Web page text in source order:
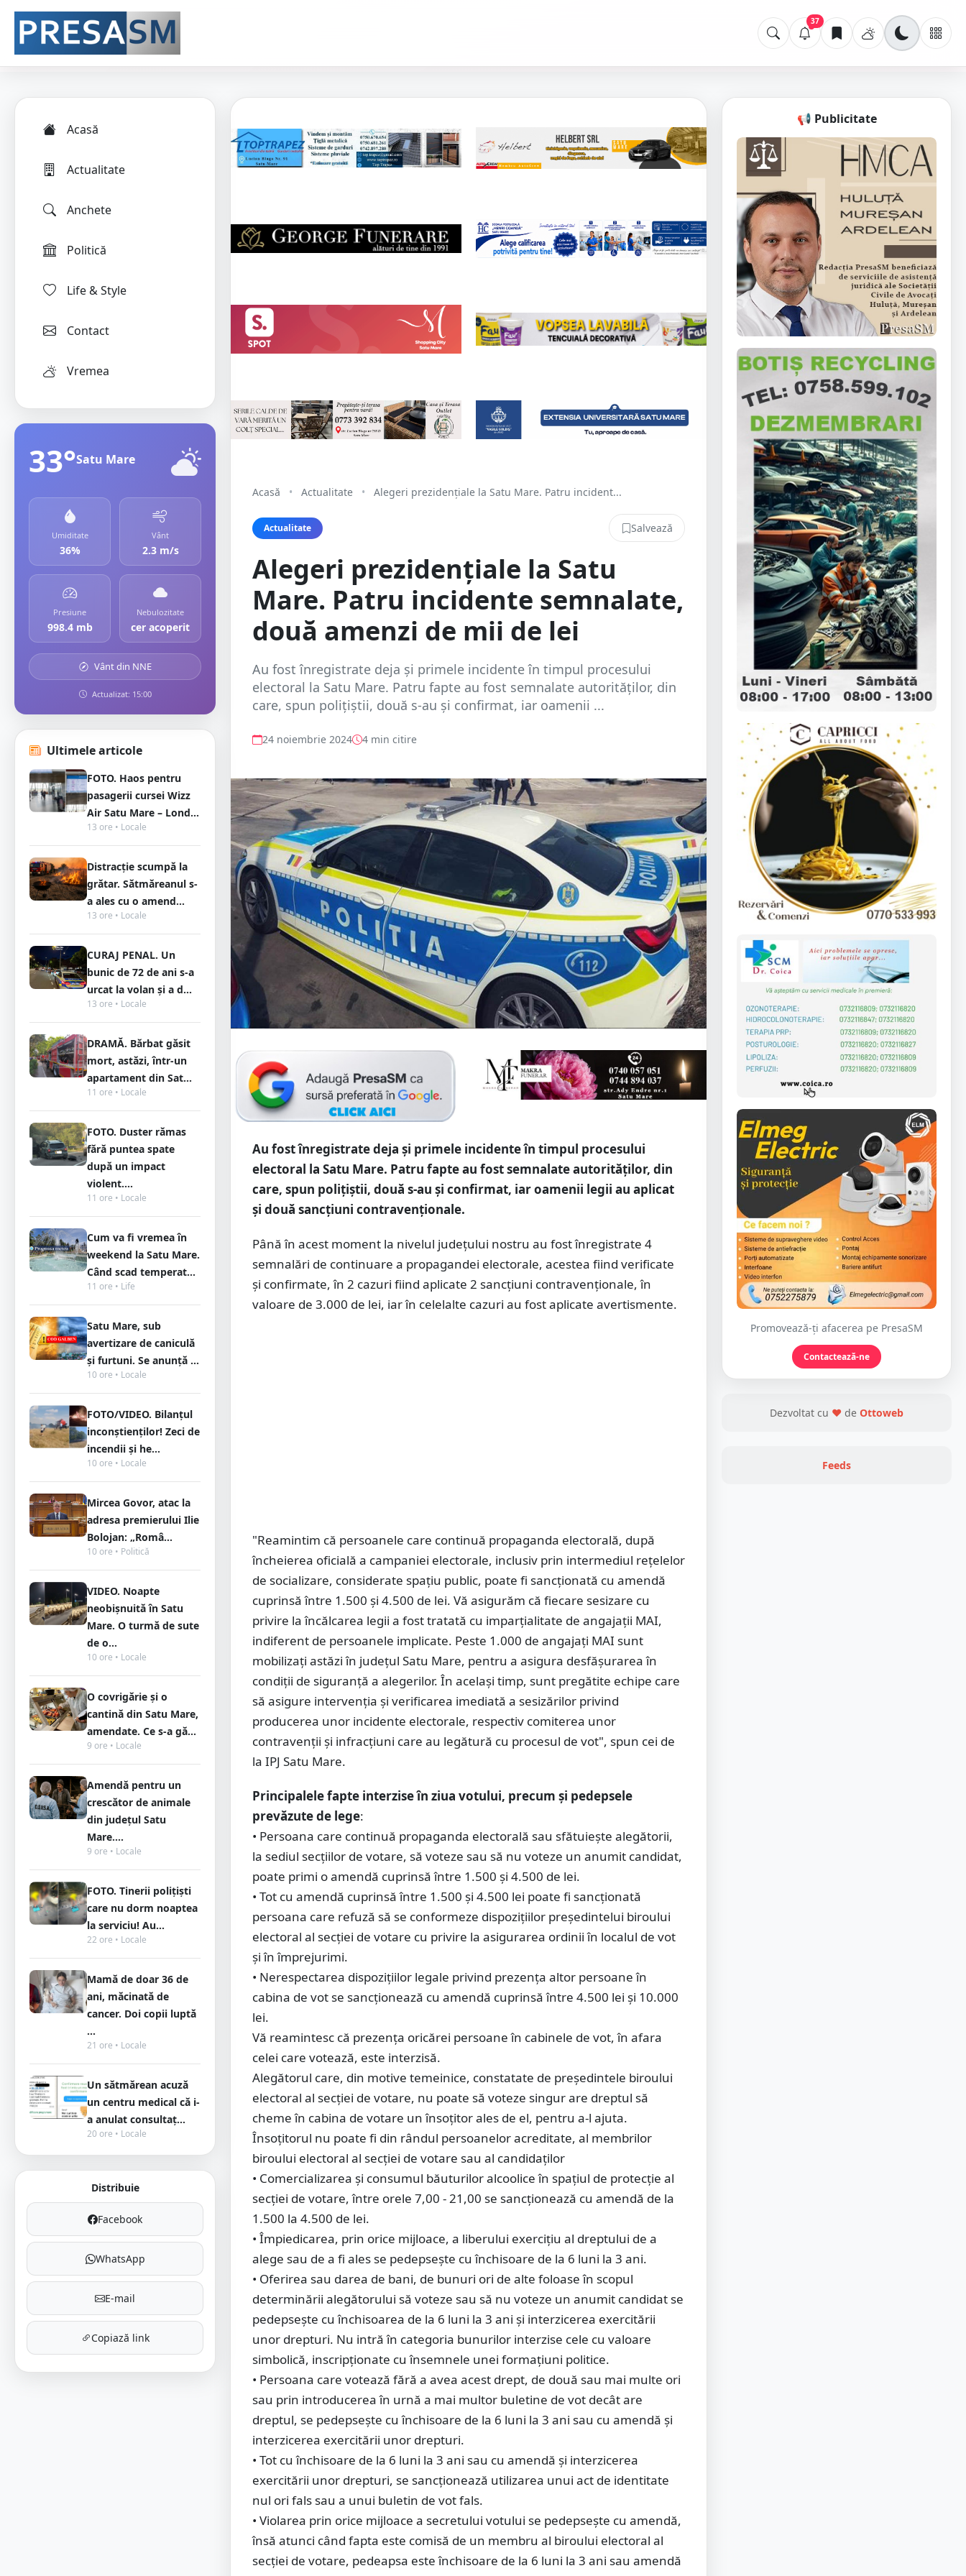
37
Acasă
Actualitate
Anchete
Politică
Life & Style
Contact
Vremea
33°Satu Mare
Umiditate
36%
Vânt
2.3 m/s
Presiune
998.4 mb
Nebulozitate
cer acoperit
Vânt din NNE
Actualizat: 15:00
Ultimele articole
FOTO. Haos pentru
pasagerii cursei Wizz
Air Satu Mare – Lond...
13 ore • Locale
Distracție scumpă la
grătar. Sătmăreanul s-
a ales cu o amend...
13 ore • Locale
CURAJ PENAL. Un
bunic de 72 de ani s-a
urcat la volan și a d...
13 ore • Locale
DRAMĂ. Bărbat găsit
mort, astăzi, într-un
apartament din Sat...
11 ore • Locale
FOTO. Duster rămas
fără puntea spate
după un impact
violent....
11 ore • Locale
Cum va fi vremea în
weekend la Satu Mare.
Când scad temperat...
11 ore • Life
Satu Mare, sub
avertizare de caniculă
și furtuni. Se anunță ...
10 ore • Locale
FOTO/VIDEO. Bilanțul
inconștienților! Zeci de
incendii și he...
10 ore • Locale
Mircea Govor, atac la
adresa premierului Ilie
Bolojan: „Româ...
10 ore • Politică
VIDEO. Noapte
neobișnuită în Satu
Mare. O turmă de sute
de o...
10 ore • Locale
O covrigărie și o
cantină din Satu Mare,
amendate. Ce s-a gă...
9 ore • Locale
Amendă pentru un
crescător de animale
din județul Satu
Mare....
9 ore • Locale
FOTO. Tinerii polițiști
care nu dorm noaptea
la serviciu! Au...
22 ore • Locale
Mamă de doar 36 de
ani, măcinată de
cancer. Doi copii luptă
...
21 ore • Locale
Un sătmărean acuză
un centru medical că i-
a anulat consultaț...
20 ore • Locale
Distribuie
Facebook
WhatsApp
E-mail
Copiază link
Acasă • Actualitate • Alegeri prezidențiale la Satu Mare. Patru incident...
Actualitate Salvează
Alegeri prezidențiale la Satu
Mare. Patru incidente semnalate,
două amenzi de mii de lei
Au fost înregistrate deja și primele incidente în timpul procesului
electoral la Satu Mare. Patru fapte au fost semnalate autorităților, din
care, spun polițiștii, două s-au și confirmat, iar oamenii ...
24 noiembrie 2024 4 min citire
Au fost înregistrate deja și primele incidente în timpul procesului
electoral la Satu Mare. Patru fapte au fost semnalate autorităților, din
care, spun polițiștii, două s-au și confirmat, iar oamenii legii au aplicat
și două sancțiuni contravenționale.
Până în acest moment la nivelul județului nostru au fost înregistrate 4
semnalări de continuare a propagandei electorale, acestea fiind verificate
și confirmate, în 2 cazuri fiind aplicate 2 sancțiuni contravenționale, în
valoare de 3.000 de lei, iar în celelalte cazuri au fost aplicate avertismente.
"Reamintim că persoanele care continuă propaganda electorală, după
încheierea oficială a campaniei electorale, inclusiv prin intermediul rețelelor
de socializare, considerate spațiu public, poate fi sancționată cu amendă
cuprinsă între 1.500 și 4.500 de lei. Vă asigurăm că fiecare sesizare cu
privire la încălcarea legii a fost tratată cu imparțialitate de angajații MAI,
indiferent de persoanele implicate. Peste 1.000 de angajați MAI sunt
mobilizați astăzi în județul Satu Mare, pentru a asigura desfășurarea în
condiții de siguranță a alegerilor. În același timp, sunt pregătite echipe care
să asigure intervenția și verificarea imediată a sesizărilor privind
producerea unor incidente electorale, respectiv comiterea unor
contravenții și infracțiuni care au legătură cu procesul de vot", spun cei de
la IPJ Satu Mare.
Principalele fapte interzise în ziua votului, precum și pedepsele
prevăzute de lege:
• Persoana care continuă propaganda electorală sau sfătuiește alegătorii,
la sediul secțiilor de votare, să voteze sau să nu voteze un anumit candidat,
poate primi o amendă cuprinsă între 1.500 și 4.500 de lei.
• Tot cu amendă cuprinsă între 1.500 și 4.500 lei poate fi sancționată
persoana care refuză să se conformeze dispoziţiilor preşedintelui biroului
electoral al secţiei de votare cu privire la asigurarea ordinii în localul de vot
şi în împrejurimi.
• Nerespectarea dispozițiilor legale privind prezența altor persoane în
cabina de vot se sancționează cu amendă cuprinsă între 4.500 lei și 10.000
lei.
Vă reamintesc că prezența oricărei persoane în cabinele de vot, în afara
celei care votează, este interzisă.
Alegătorul care, din motive temeinice, constatate de președintele biroului
electoral al secției de votare, nu poate să voteze singur are dreptul să
cheme în cabina de votare un însoțitor ales de el, pentru a-l ajuta.
Însoțitorul nu poate fi din rândul persoanelor acreditate, al membrilor
biroului electoral al secției de votare sau al candidaților
• Comercializarea şi consumul băuturilor alcoolice în spaţiul de protecţie al
secţiei de votare, între orele 7,00 - 21,00 se sancționează cu amendă de la
1.500 la 4.500 de lei.
• Împiedicarea, prin orice mijloace, a liberului exerciţiu al dreptului de a
alege sau de a fi ales se pedepseşte cu închisoare de la 6 luni la 3 ani.
• Oferirea sau darea de bani, de bunuri ori de alte foloase în scopul
determinării alegătorului să voteze sau să nu voteze un anumit candidat se
pedepseşte cu închisoarea de la 6 luni la 3 ani şi interzicerea exercitării
unor drepturi. Nu intră în categoria bunurilor interzise cele cu valoare
simbolică, inscripţionate cu însemnele unei formaţiuni politice.
• Persoana care votează fără a avea acest drept, de două sau mai multe ori
sau prin introducerea în urnă a mai multor buletine de vot decât are
dreptul, se pedepseşte cu închisoare de la 6 luni la 3 ani sau cu amendă şi
interzicerea exercitării unor drepturi.
• Tot cu închisoare de la 6 luni la 3 ani sau cu amendă şi interzicerea
exercitării unor drepturi, se sancţionează utilizarea unui act de identitate
nul ori fals sau a unui buletin de vot fals.
• Violarea prin orice mijloace a secretului votului se pedepseşte cu amendă,
însă atunci când fapta este comisă de un membru al biroului electoral al
secţiei de votare, pedeapsa este închisoare de la 6 luni la 3 ani sau amendă
📢 Publicitate
Promovează-ți afacerea pe PresaSM
Contactează-ne
Dezvoltat cu ❤ de Ottoweb
Feeds